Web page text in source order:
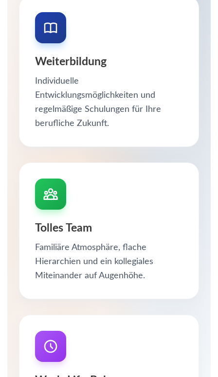
Weiterbildung
Individuelle
Entwicklungsmöglichkeiten und
regelmäßige Schulungen für Ihre
berufliche Zukunft.
Tolles Team
Familiäre Atmosphäre, flache
Hierarchien und ein kollegiales
Miteinander auf Augenhöhe.